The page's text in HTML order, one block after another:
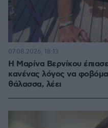
Η Μαρίνα Βερνίκου
κανένας λόγος να
θάλασσα, λέει
07.08.2026, 18:13